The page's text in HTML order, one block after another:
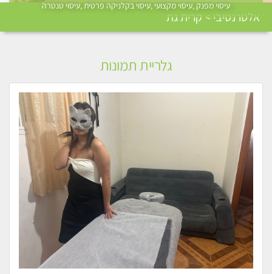
עיסוי מפנק ,עיסוי מקצועי ,עיסוי בקלניקה פרטית ,עיסוי טנטרה
אלטרנטיבי > קרית גת
גלריית תמונות